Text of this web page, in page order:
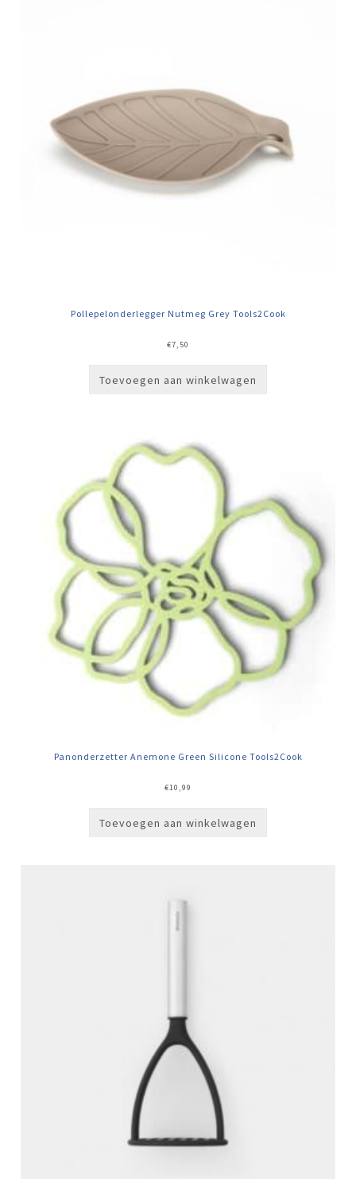
Pollepelonderlegger Nutmeg Grey Tools2Cook
€7,50
Toevoegen aan winkelwagen
Panonderzetter Anemone Green Silicone Tools2Cook
€10,99
Toevoegen aan winkelwagen